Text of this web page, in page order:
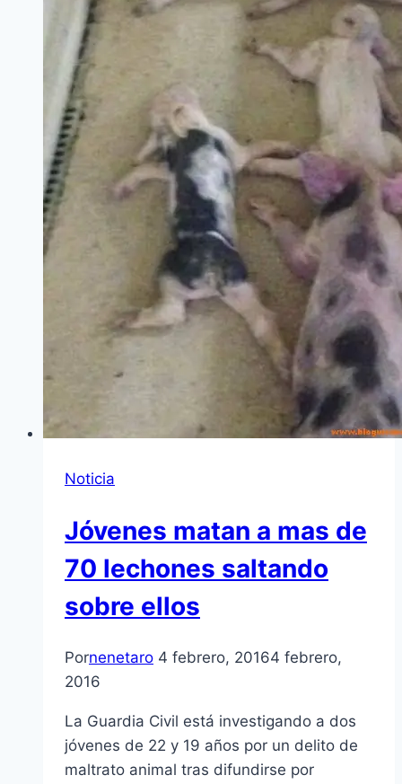
Noticia
Jóvenes matan a mas de
70 lechones saltando
sobre ellos
Pornenetaro 4 febrero, 20164 febrero,
2016
La Guardia Civil está investigando a dos
jóvenes de 22 y 19 años por un delito de
maltrato animal tras difundirse por